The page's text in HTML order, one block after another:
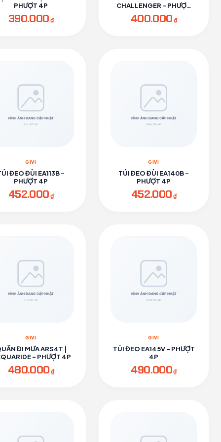
PHƯỢT 4P
390.000₫
CHALLENGER - PHƯỢT
4P
400.000₫
GIVI
ĐEO ĐÙI EA113B -
PHƯỢT 4P
452.000₫
GIVI
TÚI ĐEO ĐÙI EA140B -
PHƯỢT 4P
452.000₫
GIVI
ĐI MƯA ARS4T |
- PHƯỢT 4P
480.000₫
GIVI
TÚI ĐEO EA145V - PHƯỢT
4P
490.000₫